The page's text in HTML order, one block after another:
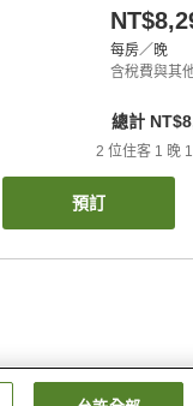
每房／晚
含稅費與其
總計
2 位住客 1 晚 1
預訂